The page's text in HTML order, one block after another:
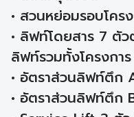
• สวนหย่อมรอบโคร
• ลิฟท์โดยสาร 7 ตั
ลิฟท์รวมทั้งโครงการ
• อัตราส่วนลิฟท์ตึก
• อัตราส่วนลิฟท์ตึก